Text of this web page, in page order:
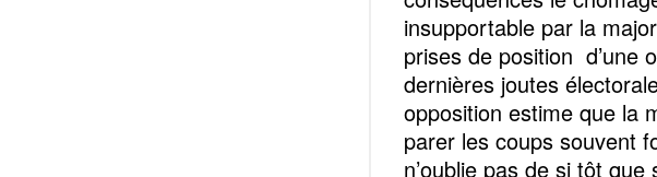
insupportable par la
prises de position d’une
dernières joutes
opposition estime que la
parer les coups souvent
n’oublie pas de si tôt